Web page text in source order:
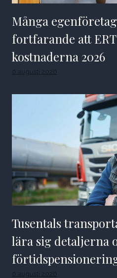
Många
fortfarande att
kostnaderna 2026
6 augusti 2026
Tusentals
lära sig detaljerna
6 augusti 2026